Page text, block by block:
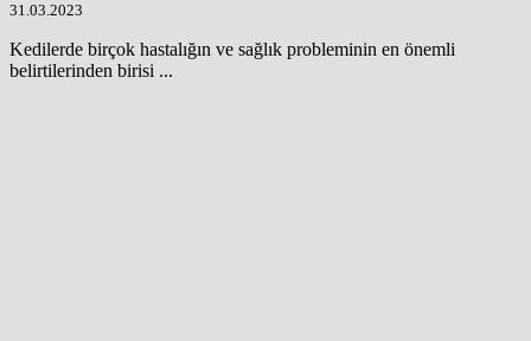
31.03.2023
Kedilerde birçok hastalığın ve sağlık probleminin en önemli
belirtilerinden birisi ...